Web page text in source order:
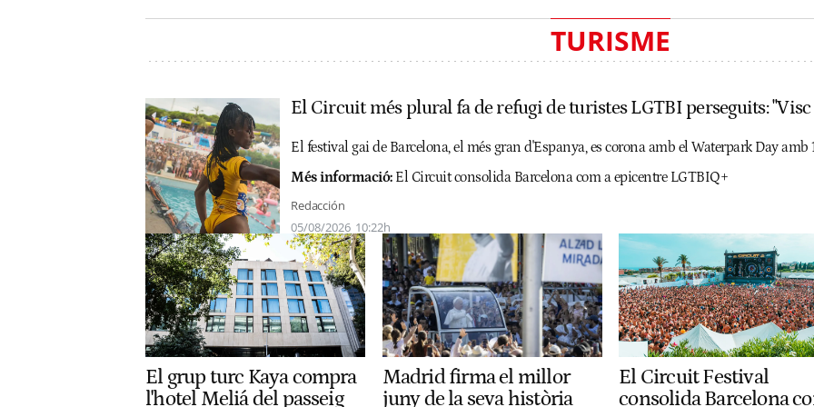
TURISME
El Circuit més plural fa de refugi de turistes LGTBI perseguits: "Visc
El festival gai de Barcelona, el més gran d'Espanya, es corona amb el Waterpark Day
Més informació: El Circuit consolida Barcelona com a epicentre LGTBIQ+
Redacción
05/08/2026 10:22h
El grup turc Kaya compra
l'hotel Meliá del passeig
Madrid firma el millor
juny de la seva història
El Circuit Festival
consolida Barcelona